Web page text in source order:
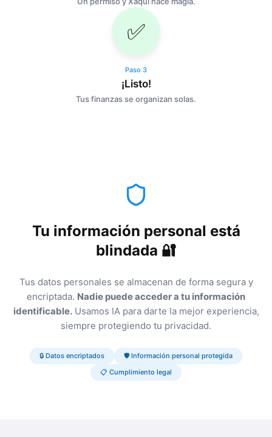
✅
Paso 3
¡Listo!
Tus finanzas se organizan solas.
Tu información personal está
blindada 🔐
Tus datos personales se almacenan de forma segura y
encriptada. Nadie puede acceder a tu información
identificable.Usamos IA para darte la mejor experiencia,
siempre protegiendo tu privacidad.
🔒 Datos encriptados
🛡️ Información personal protegida
📋 Cumplimiento legal